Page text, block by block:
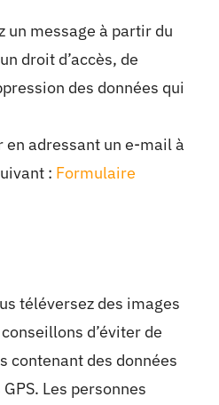
un message à partir du
droit d’accès, de
des données qui
en adressant un e-mail à
: Formulaire
téléversez des images
d’éviter de
contenant des données
Les personnes